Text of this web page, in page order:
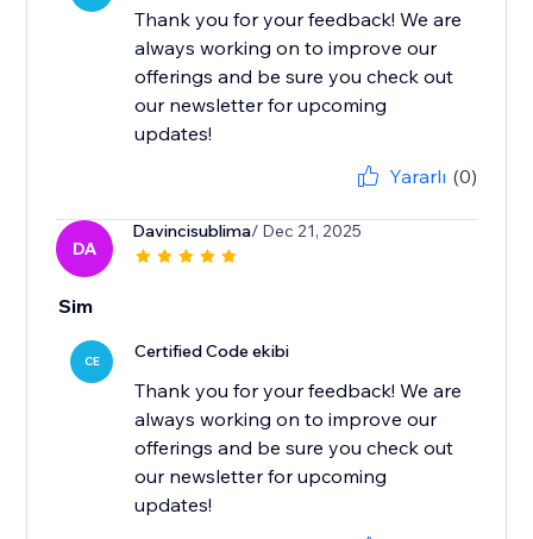
Thank you for your feedback! We are
always working on to improve our
offerings and be sure you check out
our newsletter for upcoming
updates!
Yararlı (0)
DA
Davincisublima/ Dec 21, 2025
Sim
CE Certified Code ekibi
Thank you for your feedback! We are
always working on to improve our
offerings and be sure you check out
our newsletter for upcoming
updates!